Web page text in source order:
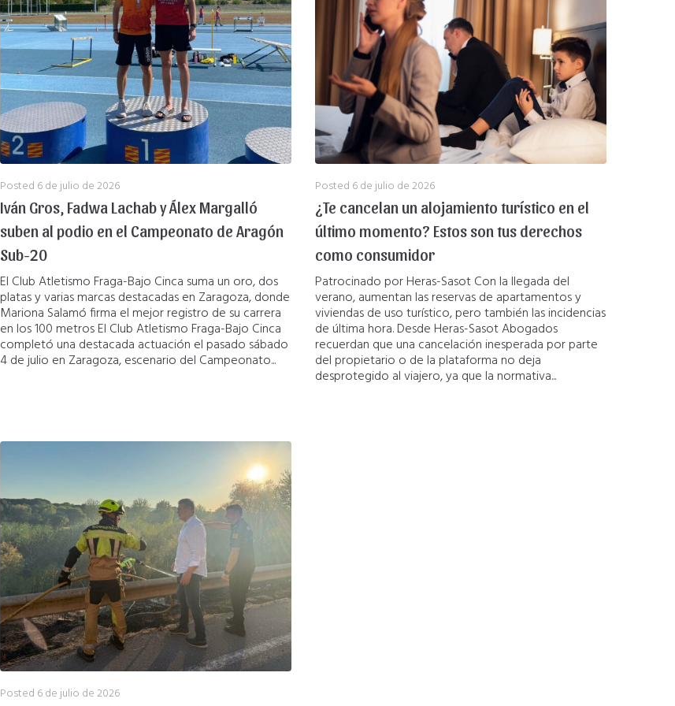
Posted 6 de julio de 2026
Iván Gros, Fadwa Lachab y Álex Margalló
suben al podio en el Campeonato de Aragón
Sub-20
El Club Atletismo Fraga-Bajo Cinca suma un oro, dos
platas y varias marcas destacadas en Zaragoza, donde
Mariona Salamó firma el mejor registro de su carrera
en los 100 metros El Club Atletismo Fraga-Bajo Cinca
completó una destacada actuación el pasado sábado
4 de julio en Zaragoza, escenario del Campeonato...
Posted 6 de julio de 2026
¿Te cancelan un alojamiento turístico en el
último momento? Estos son tus derechos
como consumidor
Patrocinado por Heras-Sasot Con la llegada del
verano, aumentan las reservas de apartamentos y
viviendas de uso turístico, pero también las incidencias
de última hora. Desde Heras-Sasot Abogados
recuerdan que una cancelación inesperada por parte
del propietario o de la plataforma no deja
desprotegido al viajero, ya que la normativa...
Posted 6 de julio de 2026